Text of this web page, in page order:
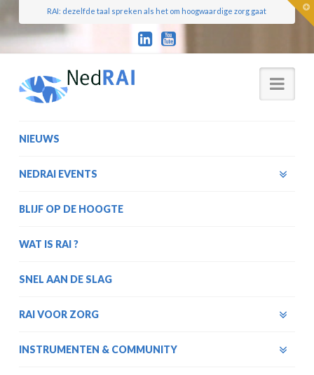
RAI: dezelfde taal spreken als het om hoogwaardige zorg gaat
NIEUWS
NEDRAI EVENTS
BLIJF OP DE HOOGTE
WAT IS RAI ?
SNEL AAN DE SLAG
RAI VOOR ZORG
INSTRUMENTEN & COMMUNITY